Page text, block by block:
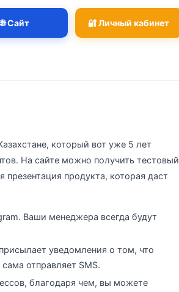
🌐 Сайт 🔐 Личный кабинет
который вот уже 5 лет
На сайте можно получить тестовый
продукта, которая даст
Ваши менеджера всегда будут
уведомления о том, что
отправляет SMS.
благодаря чем, вы можете